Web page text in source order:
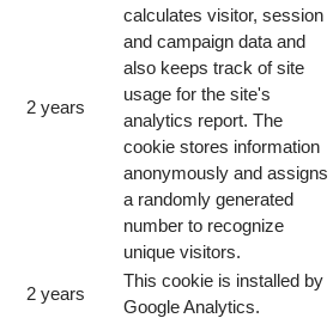
2 years
calculates visitor, session
and campaign data and
also keeps track of site
usage for the site's
analytics report. The
cookie stores information
anonymously and assigns
a randomly generated
number to recognize
unique visitors.
2 years
This cookie is installed by
Google Analytics.